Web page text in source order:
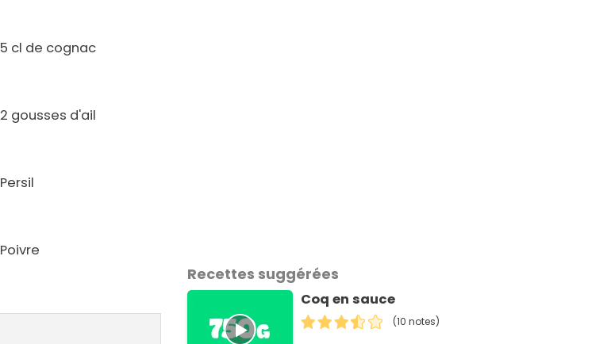
5 cl de cognac
2 gousses d'ail
Persil
Poivre
Recettes suggérées
Coq en sauce
(10 notes)